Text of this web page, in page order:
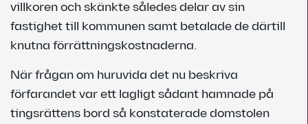
villkoren och skänkte således delar av sin
fastighet till kommunen samt betalade de därtill
knutna förrättningskostnaderna.
När frågan om huruvida det nu beskriva
förfarandet var ett lagligt sådant hamnade på
tingsrättens bord så konstaterade domstolen